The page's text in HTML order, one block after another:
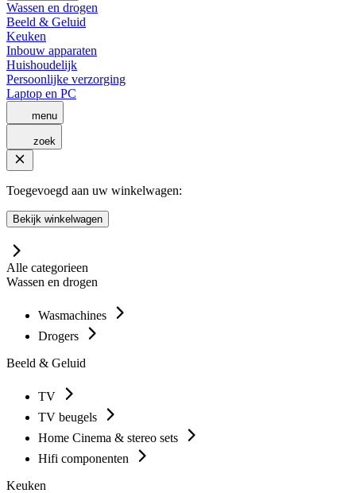
Wassen en drogen
Beeld & Geluid
Keuken
Inbouw apparaten
Huishoudelijk
Persoonlijke verzorging
Laptop en PC
menu
zoek
Toegevoegd aan uw winkelwagen:
Bekijk winkelwagen
Alle categorieen
Wassen en drogen
Wasmachines
Drogers
Beeld & Geluid
TV
TV beugels
Home Cinema & stereo sets
Hifi componenten
Keuken